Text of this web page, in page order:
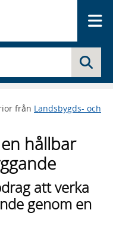
från Landsbygds- och
hållbar
att verka
genom en